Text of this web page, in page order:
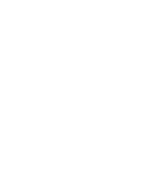
Altersvorsorge gefördert
zu ermittelnden
Größe bestimmt ist, Das gilt
dient oder dienen soll und
einhalten, können diese
monatlichen